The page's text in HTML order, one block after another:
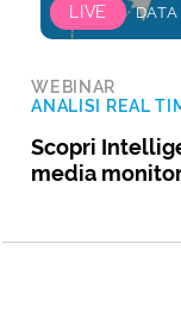
LIVE
WEBINAR
ANALISI REAL
Scopri
media